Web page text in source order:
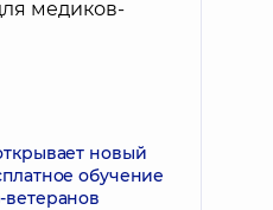
новый
обучение